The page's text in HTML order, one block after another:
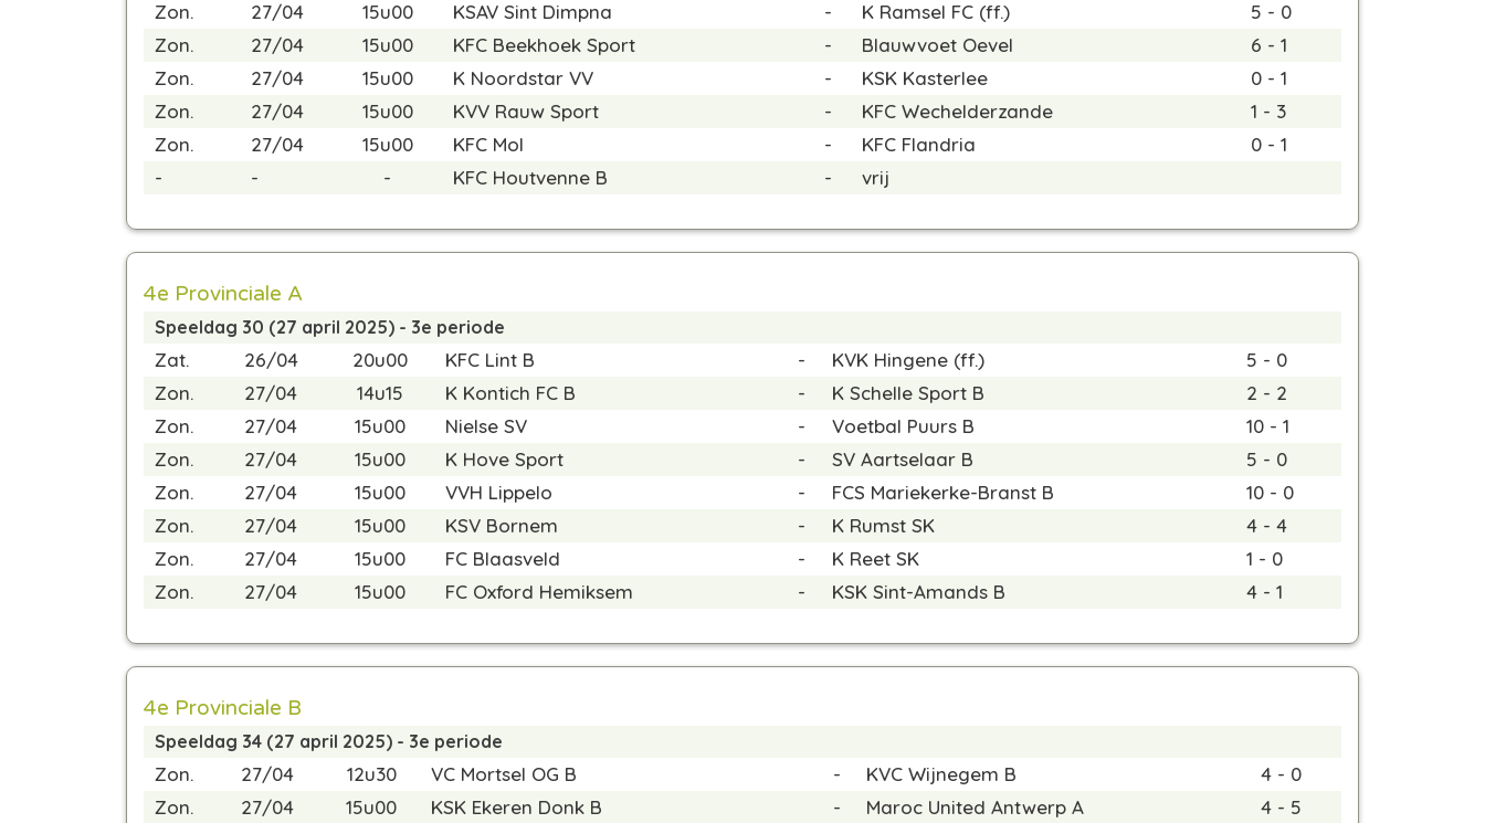
Zon.
27/04 15u00 KSAV Sint Dimpna - K Ramsel FC (ff.)
5 - 0
Zon.
27/04 15u00 KFC Beekhoek Sport - Blauwvoet Oevel
6 - 1
Zon.
27/04 15u00 K Noordstar VV - KSK Kasterlee
0 - 1
Zon.
27/04 15u00 KVV Rauw Sport - KFC Wechelderzande
1 - 3
Zon.
27/04 15u00 KFC Mol - KFC Flandria
0 - 1
-
- - KFC Houtvenne B - vrij
4e Provinciale A
Speeldag 30 (27 april 2025) - 3e periode
Zat. 26/04 20u00 KFC Lint B - KVK Hingene (ff.)
5 - 0
Zon.
27/04 14u15 K Kontich FC B - K Schelle Sport B
2 - 2
Zon.
27/04 15u00 Nielse SV - Voetbal Puurs B
10 - 1
Zon.
27/04 15u00 K Hove Sport - SV Aartselaar B
5 - 0
Zon.
27/04 15u00 VVH Lippelo - FCS Mariekerke-Branst B
10 - 0
Zon.
27/04 15u00 KSV Bornem - K Rumst SK
4 - 4
Zon.
27/04 15u00 FC Blaasveld - K Reet SK
1 - 0
Zon.
27/04 15u00 FC Oxford Hemiksem - KSK Sint-Amands B 4 - 1
4e Provinciale B
Speeldag 34 (27 april 2025) - 3e periode
Zon. 27/04 12u30 VC Mortsel OG B - KVC Wijnegem B
4 - 0
Zon.
27/04 15u00 KSK Ekeren Donk B - Maroc United Antwerp A 4 - 5